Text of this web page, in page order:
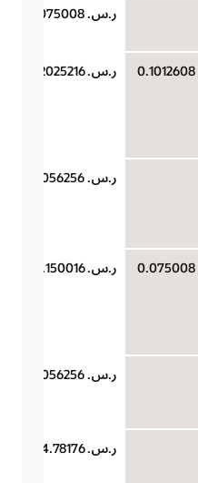
ر.س.‏ 0.0075008
ر.س.‏ 0.2025216
ر.س.‏ 0.0056256
ر.س.‏ 0.150016
ر.س.‏ 0.0056256
ر.س.‏ 4.78176